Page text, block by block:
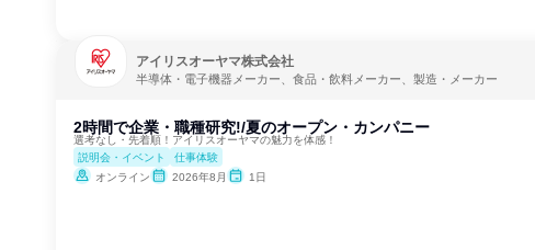
アイリスオーヤマ株式会社
半導体・電子機器メーカー、食品・飲料メーカー、製造・メーカー
2時間で企業・職種研究!/夏のオープン・カンパニー
選考なし・先着順！アイリスオーヤマの魅力を体感！
説明会・イベント
仕事体験
オンライン
2026年8月 1日